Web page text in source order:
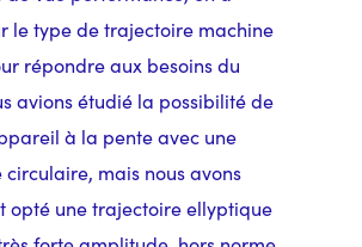
le type de trajectoire machine
répondre aux besoins du
avions étudié la possibilité de
à la pente avec une
mais nous avons
opté une trajectoire ellyptique